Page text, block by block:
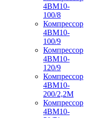
4ВМ10-
100/8
Компрессор
4ВМ10-
100/9
Компрессор
4ВМ10-
120/9
Компрессор
4ВМ10-
200/2,2М
Компрессор
4ВМ10-